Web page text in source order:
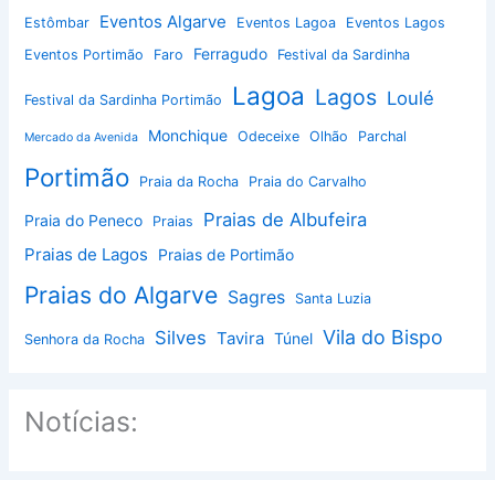
Estômbar
Eventos Algarve Eventos Lagoa
Eventos Lagos
Eventos Portimão
Faro Ferragudo Festival da Sardinha
Festival da Sardinha Portimão Lagoa Lagos Loulé
Mercado da Avenida Monchique Odeceixe Olhão Parchal
Portimão Praia da Rocha Praia do Carvalho
Praia do Peneco Praias Praias de Albufeira
Praias de Lagos Praias de Portimão
Praias do Algarve Sagres Santa Luzia
Senhora da Rocha Silves Tavira Túnel Vila do Bispo
Notícias: